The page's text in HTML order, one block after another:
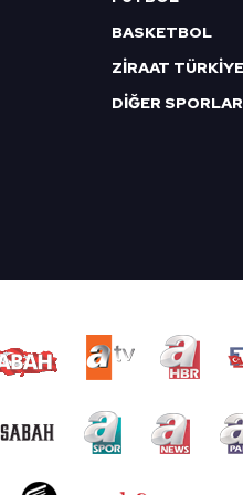
BASKETBOL
DİĞER SPORLAR